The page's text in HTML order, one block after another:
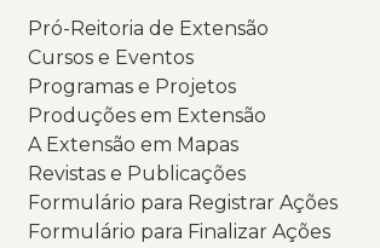
Pró-Reitoria de Extensão
Cursos e Eventos
Programas e Projetos
Produções em Extensão
A Extensão em Mapas
Revistas e Publicações
Formulário para Registrar Ações
Formulário para Finalizar Ações